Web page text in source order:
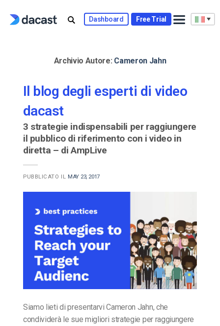
Dashboard Free Trial
Archivio Autore: Cameron Jahn
Il blog degli esperti di video
dacast
3 strategie indispensabili per raggiungere
il pubblico di riferimento con i video in
diretta – di AmpLive
PUBBLICATO IL MAY 23, 2017
Siamo lieti di presentarvi Cameron Jahn, che
condividerà le sue migliori strategie per raggiungere